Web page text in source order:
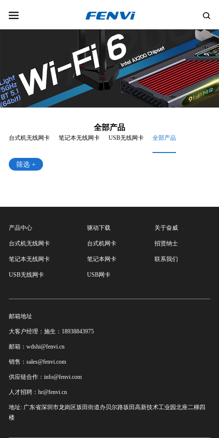
全部产品
台式机无线网卡 笔记本无线网卡 USB无线网卡 全部产品
筛选 +
产品中心
台式机无线网卡
笔记本无线网卡
USB无线网卡
驱动下载
台式机网卡
笔记本网卡
USB网卡
关于奋威
招贤纳士
联系我们
邮箱地址
大客户经理：施生：18938843975
邮箱：wdshi@fenvi.cn
销售：sales@fenvi.com
供应链合作：info@fenvi.com
人才招聘：hr@fenvi.cn
地址: 广东省深圳市龙岗区坂田街道办贝尔路坂田高新技术工业园北座二梯四
楼